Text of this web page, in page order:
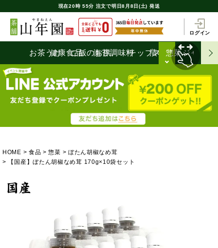
現在20時 55分 注文で明日8月8日(土) 発送
ログイン
お茶うけ健康食品ご飯のお供
海苔調味料チップス
漬物 惣菜ジャム
HOME 食品 惣菜
ぼたん胡椒なめ茸
【国産】ぼたん胡椒なめ茸 170g×10袋セット